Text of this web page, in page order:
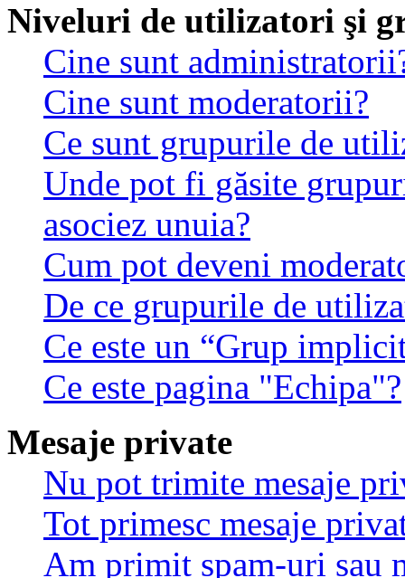
Niveluri de utilizatori şi
Cine sunt
Cine sunt moderatorii?
Ce sunt grupurile de
Unde pot fi găsite
asociez unuia?
Cum pot deveni
De ce grupurile de
Ce este un “Grup
Ce este pagina "Echipa"?
Mesaje private
Nu pot trimite mesaje
Tot primesc mesaje
Am primit spam-uri sau